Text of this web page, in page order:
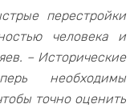
перестройки
человека и
– Исторические
необходимы
точно оценить